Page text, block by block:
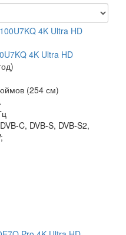
4K Ultra HD
(254 см)
C, DVB-S, DVB-S2,